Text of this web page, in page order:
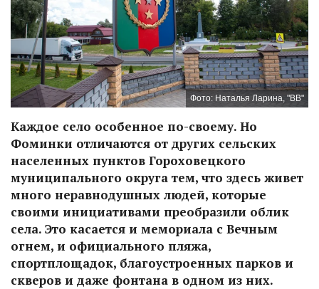
Фото: Наталья Ларина, "ВВ"
Каждое село особенное по-своему. Но
Фоминки отличаются от других сельских
населенных пунктов Гороховецкого
муниципального округа тем, что здесь живет
много неравнодушных людей, которые
своими инициативами преобразили облик
села. Это касается и мемориала с Вечным
огнем, и официального пляжа,
спортплощадок, благоустроенных парков и
скверов и даже фонтана в одном из них.